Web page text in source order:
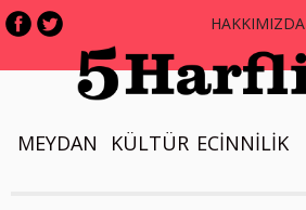
HAKKIMIZDA
MEYDAN KÜLTÜR ECİNNİLİK